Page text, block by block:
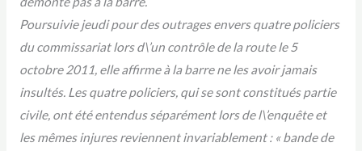
Poursuivie jeudi pour des outrages envers quatre policiers
du commissariat lors d\’un contrôle de la route le 5
octobre 2011, elle affirme à la barre ne les avoir jamais
insultés. Les quatre policiers, qui se sont constitués partie
civile, ont été entendus séparément lors de l\’enquête et
les mêmes injures reviennent invariablement : « bande de